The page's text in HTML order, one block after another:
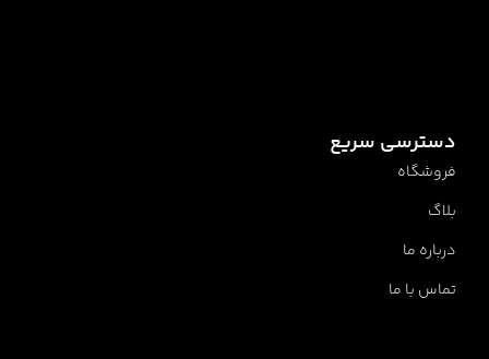
دسترسی سریع
فروشگاه
بلاگ
درباره ما
تماس با ما